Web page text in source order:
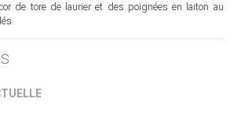
de tore de laurier et des poignées en laiton au